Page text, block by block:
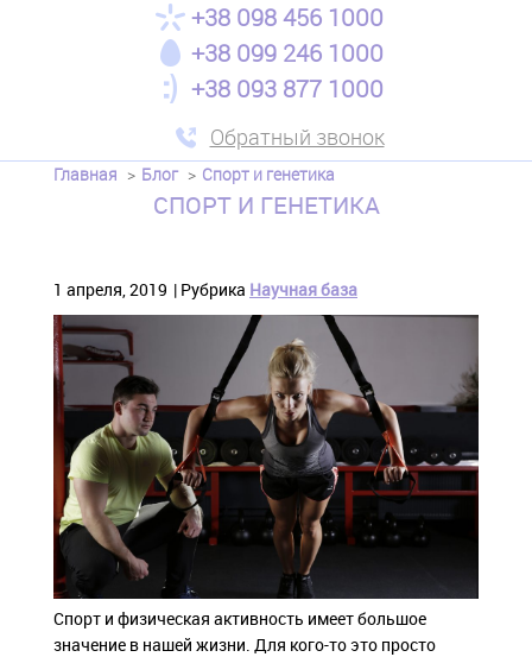
+38 098 456 1000
+38 099 246 1000
+38 093 877 1000
Обратный звонок
Главная Блог Спорт и генетика
СПОРТ И ГЕНЕТИКА
1 апреля, 2019 Рубрика Научная база
Спорт и физическая активность имеет большое
значение в нашей жизни. Для кого-то это просто